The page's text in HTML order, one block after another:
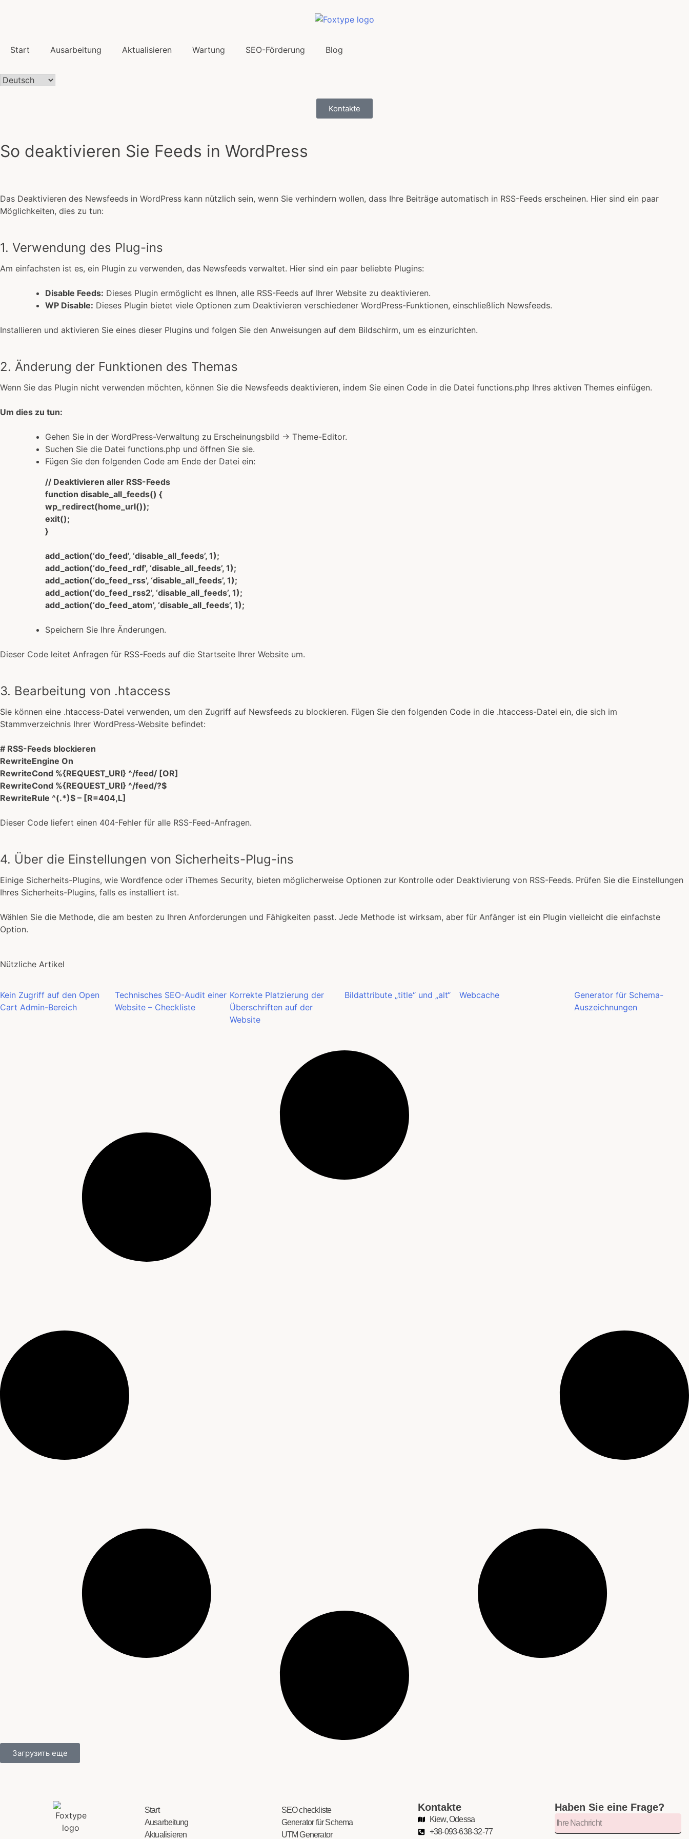
Start Ausarbeitung Aktualisieren Wartung SEO-Förderung Blog
Kontakte
So deaktivieren Sie Feeds in WordPress
Das Deaktivieren des Newsfeeds in WordPress kann nützlich sein, wenn Sie verhindern wollen, dass Ihre Beiträge automatisch in RSS-Feeds erscheinen. Hier sind ein paar
Möglichkeiten, dies zu tun:
1. Verwendung des Plug-ins
Am einfachsten ist es, ein Plugin zu verwenden, das Newsfeeds verwaltet. Hier sind ein paar beliebte Plugins:
Disable Feeds: Dieses Plugin ermöglicht es Ihnen, alle RSS-Feeds auf Ihrer Website zu deaktivieren.
WP Disable: Dieses Plugin bietet viele Optionen zum Deaktivieren verschiedener WordPress-Funktionen, einschließlich Newsfeeds.
Installieren und aktivieren Sie eines dieser Plugins und folgen Sie den Anweisungen auf dem Bildschirm, um es einzurichten.
2. Änderung der Funktionen des Themas
Wenn Sie das Plugin nicht verwenden möchten, können Sie die Newsfeeds deaktivieren, indem Sie einen Code in die Datei functions.php Ihres aktiven Themes einfügen.
Um dies zu tun:
Gehen Sie in der WordPress-Verwaltung zu Erscheinungsbild → Theme-Editor.
Suchen Sie die Datei functions.php und öffnen Sie sie.
Fügen Sie den folgenden Code am Ende der Datei ein:
// Deaktivieren aller RSS-Feeds
function disable_all_feeds() {
wp_redirect(home_url());
exit();
}
add_action(‘do_feed’, ‘disable_all_feeds’, 1);
add_action(‘do_feed_rdf’, ‘disable_all_feeds’, 1);
add_action(‘do_feed_rss’, ‘disable_all_feeds’, 1);
add_action(‘do_feed_rss2’, ‘disable_all_feeds’, 1);
add_action(‘do_feed_atom’, ‘disable_all_feeds’, 1);
Speichern Sie Ihre Änderungen.
Dieser Code leitet Anfragen für RSS-Feeds auf die Startseite Ihrer Website um.
3. Bearbeitung von .htaccess
Sie können eine .htaccess-Datei verwenden, um den Zugriff auf Newsfeeds zu blockieren. Fügen Sie den folgenden Code in die .htaccess-Datei ein, die sich im
Stammverzeichnis Ihrer WordPress-Website befindet:
# RSS-Feeds blockieren
RewriteEngine On
RewriteCond %{REQUEST_URI} ^/feed/ [OR]
RewriteCond %{REQUEST_URI} ^/feed/?$
RewriteRule ^(.*)$ – [R=404,L]
Dieser Code liefert einen 404-Fehler für alle RSS-Feed-Anfragen.
4. Über die Einstellungen von Sicherheits-Plug-ins
Einige Sicherheits-Plugins, wie Wordfence oder iThemes Security, bieten möglicherweise Optionen zur Kontrolle oder Deaktivierung von RSS-Feeds. Prüfen Sie die Einstellungen
Ihres Sicherheits-Plugins, falls es installiert ist.
Wählen Sie die Methode, die am besten zu Ihren Anforderungen und Fähigkeiten passt. Jede Methode ist wirksam, aber für Anfänger ist ein Plugin vielleicht die einfachste
Option.
Nützliche Artikel
Kein Zugriff auf den Open
Cart Admin-Bereich
Technisches SEO-Audit einer
Website – Checkliste
Korrekte Platzierung der
Überschriften auf der
Website
Bildattribute „title“ und „alt“ Webcache
Generator für Schema-
Auszeichnungen
Загрузить еще
Start
Ausarbeitung
Aktualisieren
SEO checkliste
Generator für Schema
UTM Generator
Kontakte
Kiew, Odessa
+38-093-638-32-77
Haben Sie eine Frage?